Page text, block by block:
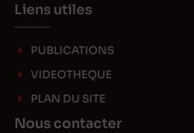
Liens utiles
PUBLICATIONS
VIDEOTHEQUE
PLAN DU SITE
Nous contacter